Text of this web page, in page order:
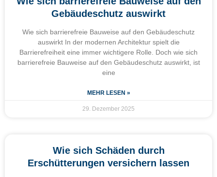
Gebäudeschutz auswirkt
Wie sich barrierefreie Bauweise auf den Gebäudeschutz
auswirkt In der modernen Architektur spielt die
Barrierefreiheit eine immer wichtigere Rolle. Doch wie sich
barrierefreie Bauweise auf den Gebäudeschutz auswirkt, ist
eine
MEHR LESEN »
29. Dezember 2025
Wie sich Schäden durch
Erschütterungen versichern lassen